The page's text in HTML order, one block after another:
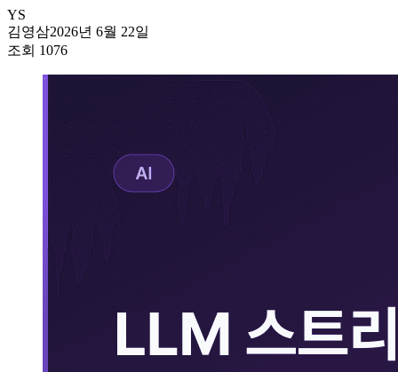
YS
김영삼2026년 6월 22일
조회 1076